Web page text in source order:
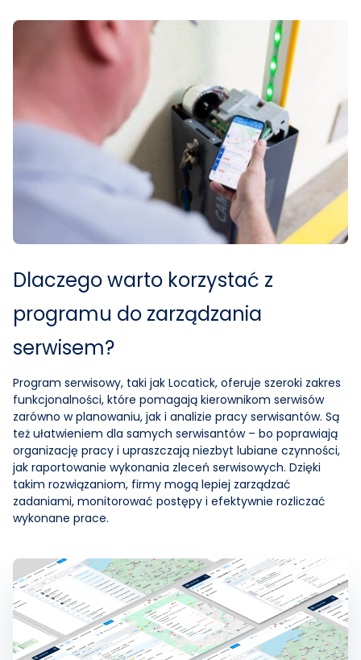
Dlaczego warto korzystać z
programu do zarządzania
serwisem?
Program serwisowy, taki jak Locatick, oferuje szeroki zakres
funkcjonalności, które pomagają kierownikom serwisów
zarówno w planowaniu, jak i analizie pracy serwisantów. Są
też ułatwieniem dla samych serwisantów – bo poprawiają
organizację pracy i upraszczają niezbyt lubiane czynności,
jak raportowanie wykonania zleceń serwisowych. Dzięki
takim rozwiązaniom, firmy mogą lepiej zarządzać
zadaniami, monitorować postępy i efektywnie rozliczać
wykonane prace.